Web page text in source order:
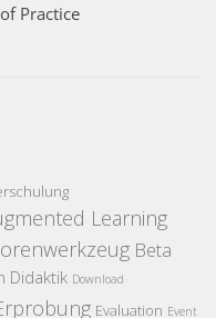
Practice
Learning
Beta
Didaktik Download
Evaluation Event